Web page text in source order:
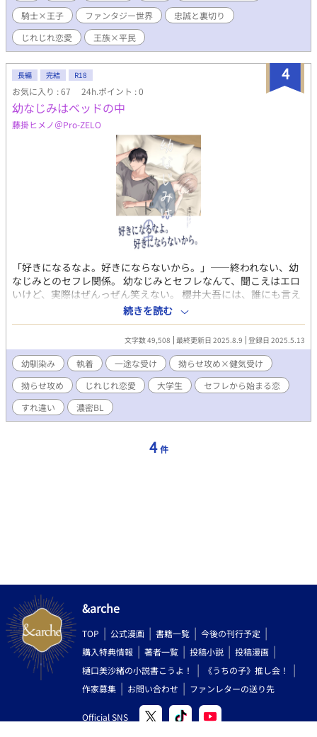
騎士×王子
ファンタジー世界
忠誠と裏切り
じれじれ恋愛
王族×平民
4
長編 完結 R18
お気に入り : 67 24h.ポイント : 0
幼なじみはベッドの中
藤掛ヒメノ＠Pro-ZELO
「好きになるなよ。好きにならないから。」――終われない、幼
なじみとのセフレ関係。 幼なじみとセフレなんて、聞こえはエロ
いけど、実際はぜんっぜん笑えない。 櫻井大吾には、誰にも言え
ない関係がある。 相手は幼なじみの木島泉。 高校の頃に始まった
肉体関係は、気づけば大学生になっても続いていた。 何度も終わ
らせようと思った。 彼女ができたときも、ちゃんと恋愛しようと
した。 だけど別れるたびに、泉に戻ってしまう――そのくせ、本
気になるのが怖くて、肝心な言葉はいつも飲み込んだ。 「これ以
上はムリ」と思うくせに、泉が他の男と話していると胸がざわつ
く。 泉の執着が怖くて、自分自身の感情が恐ろしくて、手放した
くて堪らない。 それなのに、俺はまた泉を抱く。 めんどくさく
て、情けなくて、臆病で。 こじらせ大学生ふたりの、「セフレか
続きを読む
文字数 49,508 最終更新日 2025.8.9 登録日 2025.5.13
幼馴染み 執着 一途な受け
拗らせ攻め×健気受け
拗らせ攻め
じれじれ恋愛 大学生
セフレから始まる恋
すれ違い
濃密BL
4 件
&arche
TOP 公式漫画 書籍一覧
今後の刊行予定
購入特典情報
著者一覧 投稿小説
投稿漫画
樋口美沙緒の小説書こうよ！
《うちの子》推し会！
作家募集
お問い合わせ ファンレターの送り先
Official SNS